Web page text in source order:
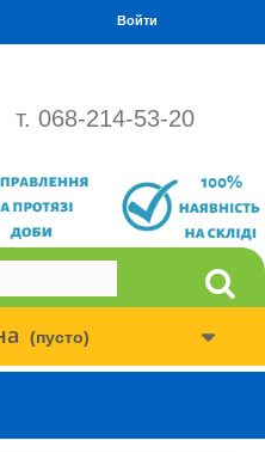
Войти
т. 068-214-53-20
(пусто)